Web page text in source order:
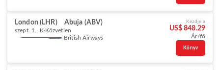
London (LHR) Abuja (ABV)
szept. 1., K Közvetlen
British Airways
Kezdje a
US$ 848.29
Ár/fő
Könyv